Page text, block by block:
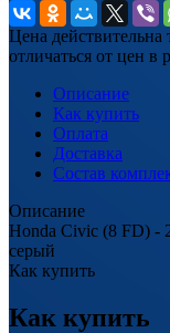
Цена действительна
отличаться от цен в
Описание
Как купить
Оплата
Доставка
Состав
Описание
Honda Civic (8 FD) -
серый
Как купить
Как купить